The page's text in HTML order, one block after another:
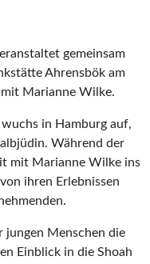
gemeinsam
Ahrensbök am
Marianne Wilke.
in Hamburg auf,
Während der
mit Marianne Wilke ins
ihren Erlebnissen
jungen Menschen die
Einblick in die Shoah